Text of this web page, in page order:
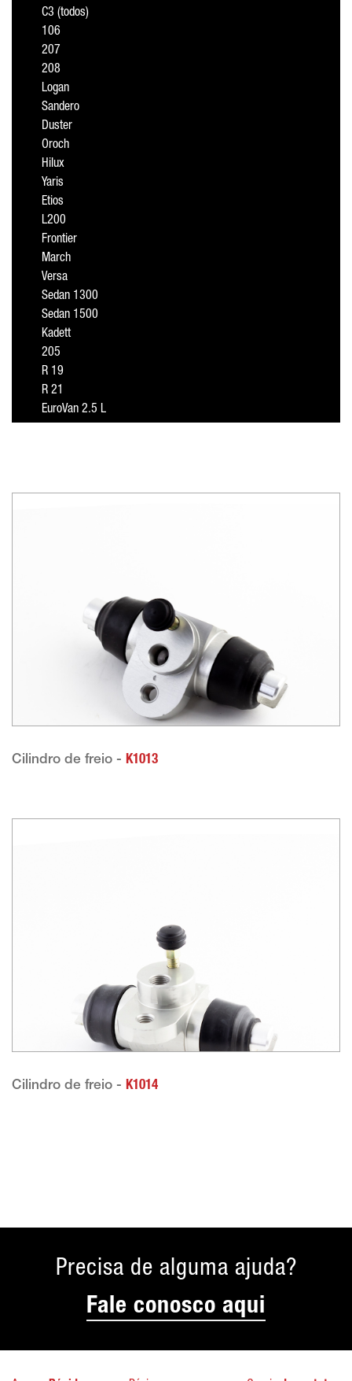
C3 (todos)
106
207
208
Logan
Sandero
Duster
Oroch
Hilux
Yaris
Etios
L200
Frontier
March
Versa
Sedan 1300
Sedan 1500
Kadett
205
R 19
R 21
EuroVan 2.5 L
Cilindro de freio - K1013
Cilindro de freio - K1014
Precisa de alguma ajuda?
Fale conosco aqui